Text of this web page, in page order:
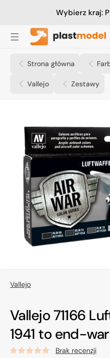
Wybierz kraj:
Strona główna
Vallejo Zestawy
Vallejo
Vallejo 71166
1941 to end-war
Brak recenzji